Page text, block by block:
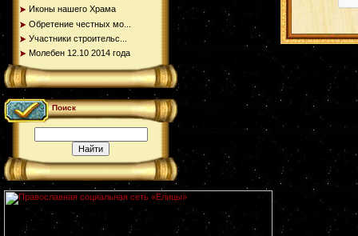
Иконы нашего Храма
Обретение честных мо...
Участники строительс...
Молебен 12.10 2014 года
Поиск